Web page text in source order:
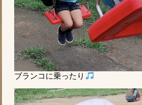
ブランコに乗ったり